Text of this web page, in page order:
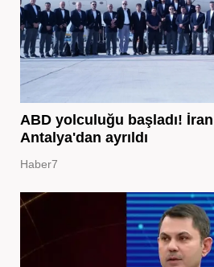
ABD yolculuğu başladı! İran
Antalya'dan ayrıldı
Haber7